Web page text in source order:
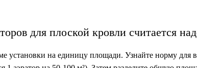
для плоской кровли считается
установки на единицу площади. Узнайте норму для